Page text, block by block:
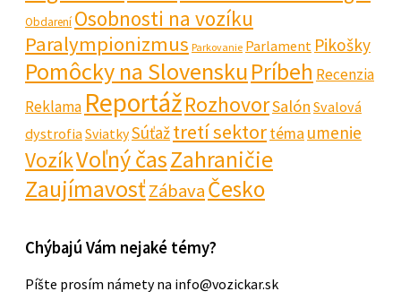
Obdarení Osobnosti na vozíku
Paralympionizmus Parkovanie Parlament Pikošky
Pomôcky na SlovenskuPríbeh Recenzia
Reklama ReportážRozhovorSalón Svalová
dystrofiaSviatkySúťažtretí sektortéma umenie
VozíkVoľný časZahraničie
ZaujímavosťZábavaČesko
Chýbajú Vám nejaké témy?
Píšte prosím námety na info@vozickar.sk